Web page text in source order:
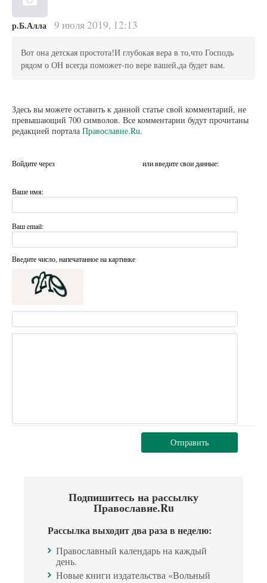
р.Б.Алла 9 июля 2019, 12:13
Вот она детская простота!И глубокая вера в то,что Господь
рядом о ОН всегда поможет-по вере вашей,да будет вам.
Здесь вы можете оставить к данной статье свой комментарий, не
превышающий 700 символов. Все комментарии будут прочитаны
редакцией портала Православие.Ru.
Войдите через или введите свои данные:
Ваше имя:
Ваш email:
Введите число, напечатанное на картинке
Отправить
Подпишитесь на рассылку
Православие.Ru
Рассылка выходит два раза в неделю:
Православный календарь на каждый
день.
Новые книги издательства «Вольный